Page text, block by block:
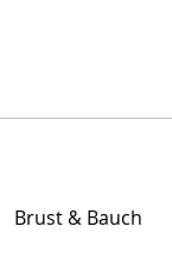
Brust & Bauch